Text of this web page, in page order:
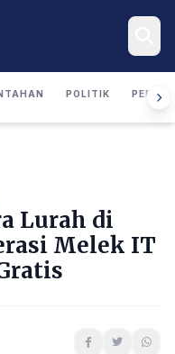
POLITIK
Lurah di
Melek IT